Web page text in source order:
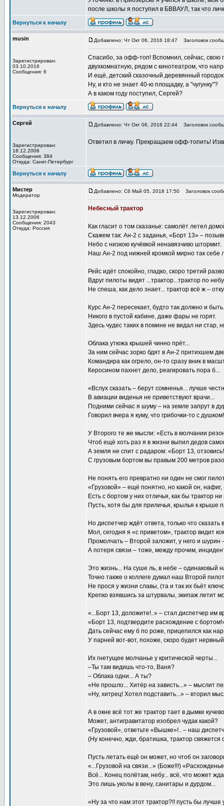
после школы я поступил в БВВАУЛ, так что
Вернуться к началу
musin
Зарегистрирован:
03.10.2016
Сообщения: 6
Добавлено: Чт Окт 06, 2016 18:47 Заголовок
Спасибо, за офф-топ! Вспомнил, сейчас, свою
двухкомнатную, рядом с кинотеатром, что
И ещё, детский сказочный деревянный
Ну, и кто не знает 40-ю площадку, а "чугунку"?
А в каком году поступил, Сергей?
Вернуться к началу
Сергей
Зарегистрирован:
18.12.2006
Сообщения: 384
Откуда: Санкт-Петербург
Добавлено: Чт Окт 06, 2016 22:44 Заголовок
Ответил в личку. Прекращаем офф-топить!
Вернуться к началу
Мистер
Модератор
Зарегистрирован:
13.12.2006
Сообщения: 2043
Откуда: Россия
Добавлено: Сб Май 05, 2018 17:50 Заголовок
Небесный трактор
Как гласит о том сказанье: самолёт летел
Скажем так: Ан-2 с заданья, «Борт 13» –
Небо с низкою кучёвкой ненавязчиво штормит.
Наш Ан-2 под нижней кромкой мирно так себе
Рейс идёт спокойно, гладко, скоро третий
Вдруг пилоты видят ...трактор...трактор по
Не спеша, как дело знает... трактор всё ж –
Курс Ан-2 пересекает, будто так должно и
Никого в пустой кабине, даже фары не горят.
Здесь чудес таких в помине не видал ни стар,
Облака утюжа крышей чинно прёт...
За ним сейчас зорко бдят в Ан-2 притихшем
Командира как огрело, он-то сразу вник в
Керосином пахнет дело, реагировать пора б...
«Вслух сказать – берут сомненья... лучше
В авиации виденья не приветствуют врачи...
Подними сейчас я шуму – на земле запрут в
Говорил вчера я куму, что грибочки-то с
У Второго те же мысли: «Есть в молчании
Чтоб ещё хоть раз я в жизни выпил дедов
А земля не спит с радаром: «Борт 13, отзовись!
С грузовым бортом вы правым 200 метров
Не понять его превратно ни один не смог
«Грузовой» – ещё понятно, но какой он, нафиг,
Есть с бортом у них отличья, как бы трактор
Пусть, хотя бы для приличья, крылья к крыше
Но диспетчер ждёт ответа, только что сказать
Мол, сегодня я «с приветом», трактор видит
Промолчать – Второй заложит, у него и шурин
А потеря связи – тоже, между прочим,
Это жизнь... На суше ль, в небе – одинаковый
Точно также о коллеге думал наш Второй
Не прося у жизни славы, (та и так их бьёт
Крепко взявшись за штурвалы, экипаж летит
«...Борт 13, доложите!..» – стал диспетчер им
«Борт 13, подтвердите расхождение с
Дать сейчас ему б по роже, прицепился как
У парней вот-вот, похоже, скоро будет
Их гнетущее молчанье у критической черты...
–Ты там видишь что-то, Ваня?
– Облака одни... А ты?
«Не прошло... Хитёр на зависть...» – мыслит
«Ну, хитрец! Хотел подставить...» – вторил
А в окне всё тот же трактор тает в дымке
Может, антигравитатор изобрел чудак какой?
«Грузовой», ответьте «Вышке»!.. – наш
(Ну конечно, жди, братишка, трактор свяжется
Пусть летать ещё он может, но чтоб он
«...Грузовой на связи...» (Боже!!!)
Всё... Конец полётам, небу... всё, что может
Это лишь уколы в вену, санитары и дурдом...
«Ну за что нам этот трактор?!! пусть бы лучше